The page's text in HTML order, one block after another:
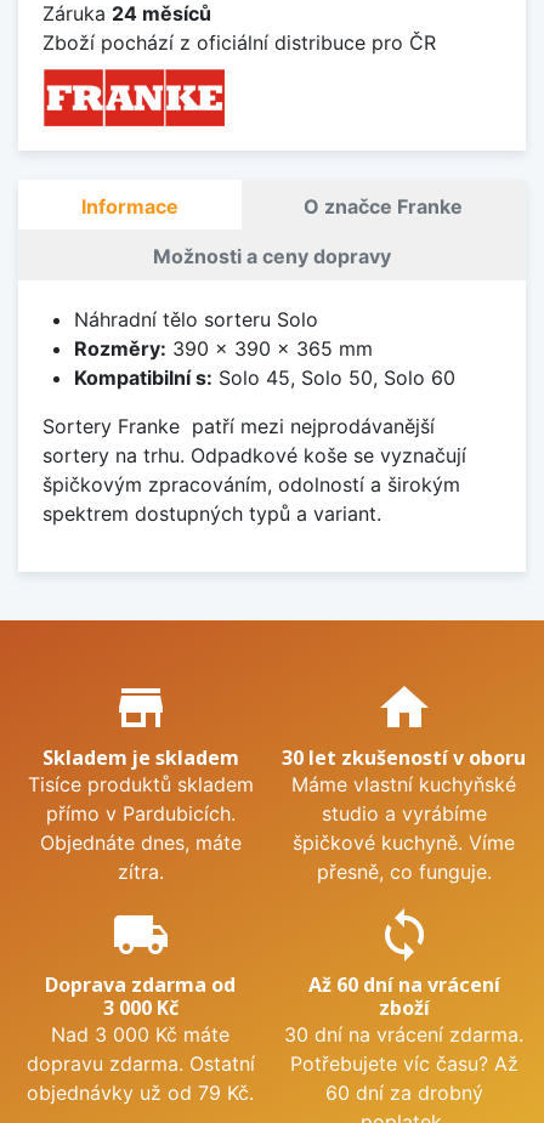
Záruka 24 měsíců
Zboží pochází z oficiální distribuce pro ČR
Informace O značce Franke
Možnosti a ceny dopravy
Náhradní tělo sorteru Solo
Rozměry: 390 x 390 x 365 mm
Kompatibilní s: Solo 45, Solo 50, Solo 60
Sortery Franke patří mezi nejprodávanější
sortery na trhu. Odpadkové koše se vyznačují
špičkovým zpracováním, odolností a širokým
spektrem dostupných typů a variant.
Proč nakupovat u nás?
store_mall_directory
Skladem je skladem
Tisíce produktů skladem
přímo v Pardubicích.
Objednáte dnes, máte
zítra.
home
30 let zkušeností v oboru
Máme vlastní kuchyňské
studio a vyrábíme
špičkové kuchyně. Víme
přesně, co funguje.
local_shipping
Doprava zdarma od
3 000 Kč
Nad 3 000 Kč máte
dopravu zdarma. Ostatní
objednávky už od 79 Kč.
sync
Až 60 dní na vrácení
zboží
30 dní na vrácení zdarma.
Potřebujete víc času? Až
60 dní za drobný